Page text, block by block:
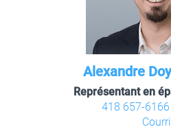
Alexandre
Représentant en
418 657-